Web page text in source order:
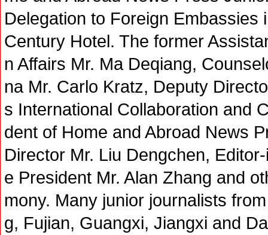
Delegation to Foreign Embassies
Century Hotel. The former
n Affairs Mr. Ma Deqiang,
na Mr. Carlo Kratz, Deputy
s International Collaboration and
dent of Home and Abroad News
Director Mr. Liu Dengchen,
e President Mr. Alan Zhang and
mony. Many junior journalists
g, Fujian, Guangxi, Jiangxi and